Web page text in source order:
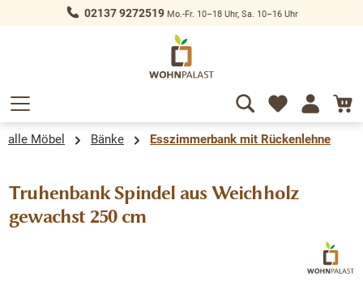
springen 02137 9272519Mo.-Fr. 10–18 Uhr, Sa. 10–16 Uhr
alle Möbel Bänke Esszimmerbank mit Rückenlehne
Truhenbank Spindel aus Weichholz
gewachst 250 cm